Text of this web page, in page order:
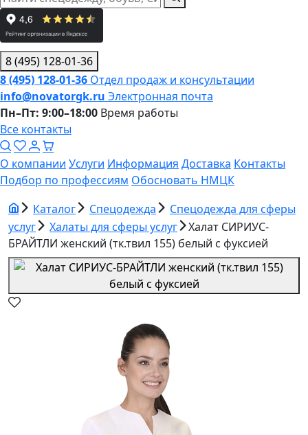
8 (495) 128-01-36
8 (495) 128-01-36 Отдел продаж и консультации
info@novatorgk.ru Электронная почта
Пн–Пт: 9:00–18:00 Время работы
Все контакты
О компании Услуги Информация Доставка Контакты
Подбор по профессиям Обосновать НМЦК
Каталог
Спецодежда
Спецодежда для сферы
услуг
Халаты для сферы услуг
Халат СИРИУС-
БРАЙТЛИ женский (тк.твил 155) белый с фуксией